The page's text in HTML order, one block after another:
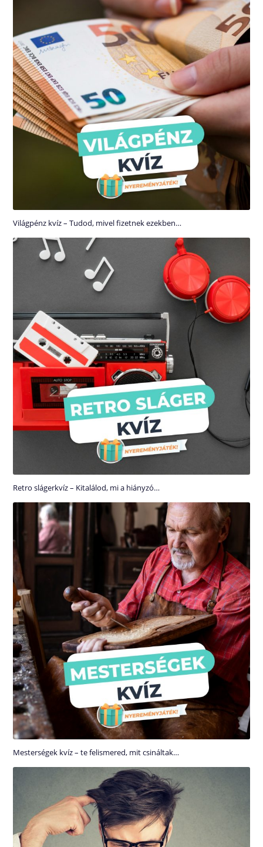
Világpénz kvíz – Tudod, mivel fizetnek ezekben…
Retro slágerkvíz – Kitalálod, mi a hiányzó…
Mesterségek kvíz – te felismered, mit csináltak…